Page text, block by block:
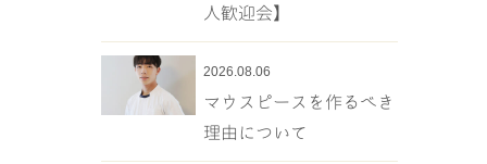
人歓迎会】
2026.08.06
マウスピースを作るべき
理由について